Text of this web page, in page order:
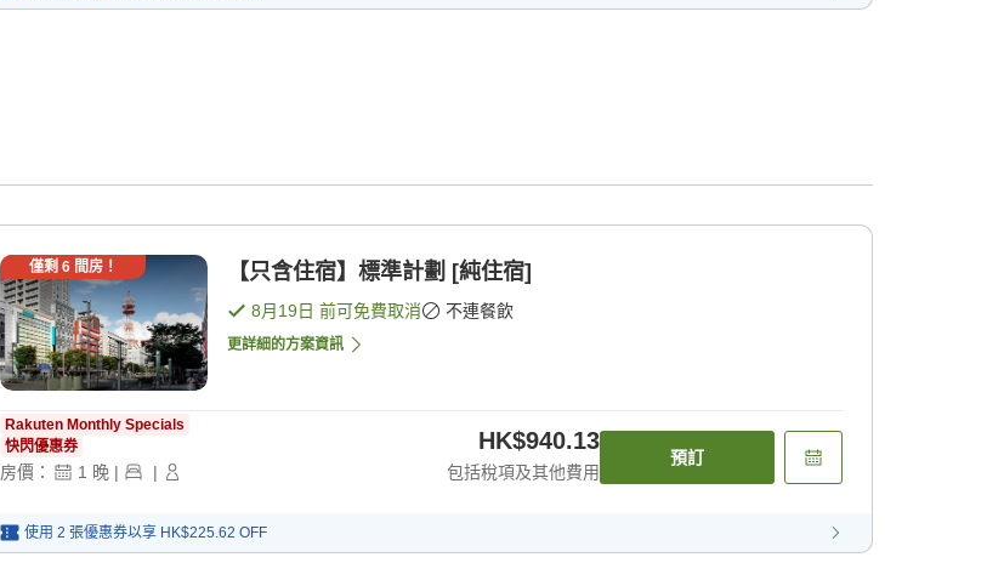
僅剩 6間房！ 【只含住宿】標準計劃 [純住宿]
8月19日 前可免費取消 不連餐飲
更詳細的方案資訊
Rakuten Monthly Specials
快閃優惠券
房價： 1 晚 | |
HK$940.13
包括稅項及其他費用
預訂
使用 2 張優惠券以享 HK$225.62 OFF